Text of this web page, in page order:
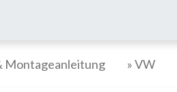
Montageanleitung » VW